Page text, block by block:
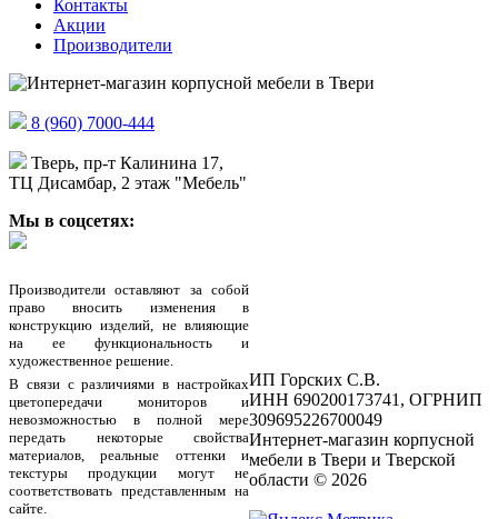
Контакты
Акции
Производители
8 (960) 7000-444
Тверь, пр-т Калинина 17,
ТЦ Дисамбар, 2 этаж "Мебель"
Мы в соцсетях:
Производители оставляют за собой
право вносить изменения в
конструкцию изделий, не влияющие
на ее функциональность и
художественное решение.
В связи с различиями в настройках
цветопередачи мониторов и
невозможностью в полной мере
передать некоторые свойства
материалов, реальные оттенки и
текстуры продукции могут не
соответствовать представленным на
сайте.
ИП Горских С.В.
ИНН 690200173741, ОГРНИП
309695226700049
Интернет-магазин корпусной
мебели в Твери и Тверской
области © 2026